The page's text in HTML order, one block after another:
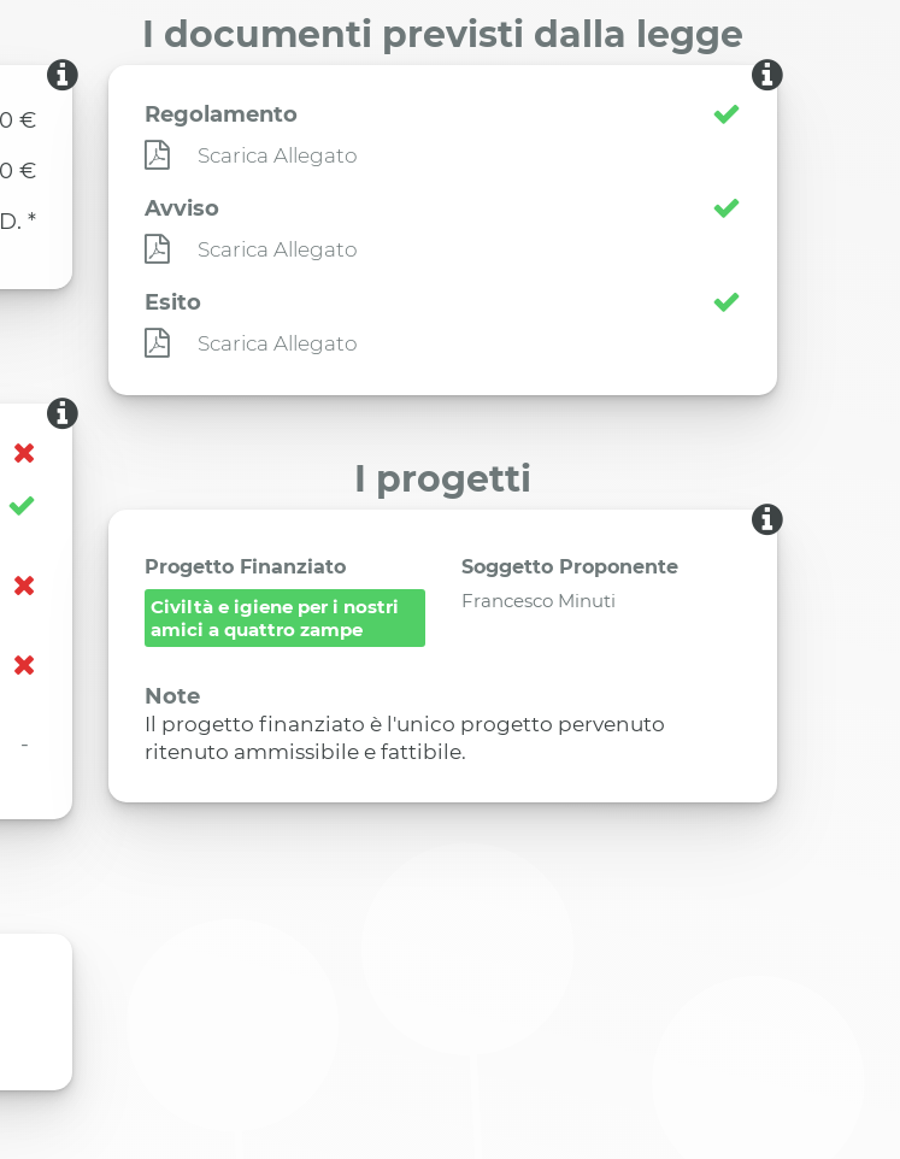
€
€
*
I documenti previsti dalla legge
Regolamento
Scarica Allegato
Avviso
Scarica Allegato
Esito
Scarica Allegato
-
I progetti
Progetto Finanziato
Soggetto Proponente
Civiltà e igiene per i nostri
amici a quattro zampe
Francesco Minuti
Note
Il progetto finanziato è l'unico progetto pervenuto
ritenuto ammissibile e fattibile.